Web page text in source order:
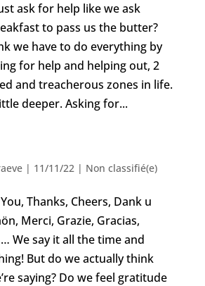
ask for help like we ask
to pass us the butter?
we have to do everything by
for help and helping out, 2
and treacherous zones in life.
deeper. Asking for...
| 11/11/22| Non classifié(e)
Thanks, Cheers, Dank u
Merci, Grazie, Gracias,
We say it all the time and
But do we actually think
saying? Do we feel gratitude